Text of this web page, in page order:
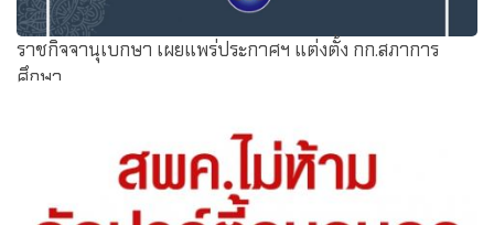
ราชกิจจานุเบกษา เผยแพร่ประกาศฯ แต่งตั้ง กก.สภาการ
ศึกษา